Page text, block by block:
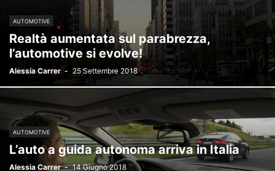
AUTOMOTIVE
Realtà aumentata sul parabrezza,
l’automotive si evolve!
Alessia Carrer - 25 Settembre 2018
AUTOMOTIVE
L’auto a guida autonoma arriva in Italia
Alessia Carrer - 14 Giugno 2018